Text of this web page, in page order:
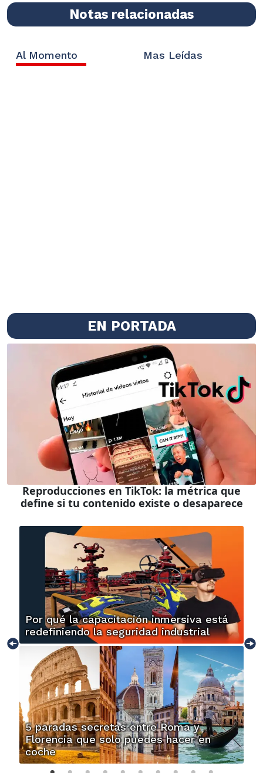
Notas relacionadas
Al Momento Mas Leídas
EN PORTADA
Reproducciones en TikTok: la métrica que
define si tu contenido existe o desaparece
Por qué la capacitación inmersiva está
redefiniendo la seguridad industrial
5 paradas secretas entre Roma y
Florencia que solo puedes hacer en
coche